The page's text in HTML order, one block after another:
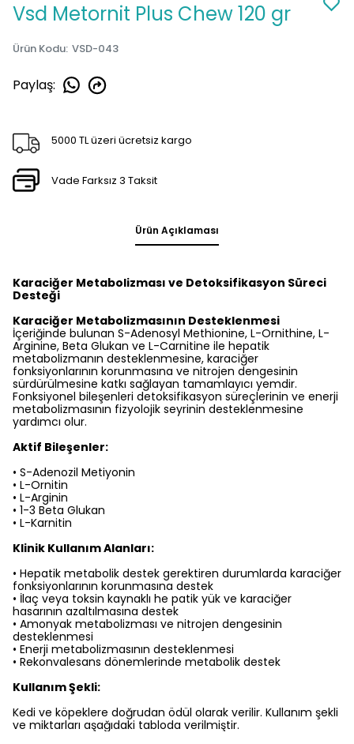
Vsd Metornit Plus Chew 120 gr
Ürün Kodu: VSD-043
Paylaş:
5000 TL üzeri ücretsiz kargo
Vade Farksız 3 Taksit
Ürün Açıklaması
Karaciğer Metabolizması ve Detoksifikasyon Süreci
Desteği
Karaciğer Metabolizmasının Desteklenmesi
İçeriğinde bulunan S-Adenosyl Methionine, L-Ornithine, L-
Arginine, Beta Glukan ve L-Carnitine ile hepatik
metabolizmanın desteklenmesine, karaciğer
fonksiyonlarının korunmasına ve nitrojen dengesinin
sürdürülmesine katkı sağlayan tamamlayıcı yemdir.
Fonksiyonel bileşenleri detoksifikasyon süreçlerinin ve enerji
metabolizmasının fizyolojik seyrinin desteklenmesine
yardımcı olur.
Aktif Bileşenler:
• S-Adenozil Metiyonin
• L-Ornitin
• L-Arginin
• 1-3 Beta Glukan
• L-Karnitin
Klinik Kullanım Alanları:
• Hepatik metabolik destek gerektiren durumlarda karaciğer
fonksiyonlarının korunmasına destek
• İlaç veya toksin kaynaklı he patik yük ve karaciğer
hasarının azaltılmasına destek
• Amonyak metabolizması ve nitrojen dengesinin
desteklenmesi
• Enerji metabolizmasının desteklenmesi
• Rekonvalesans dönemlerinde metabolik destek
Kullanım Şekli:
Kedi ve köpeklere doğrudan ödül olarak verilir. Kullanım şekli
ve miktarları aşağıdaki tabloda verilmiştir.